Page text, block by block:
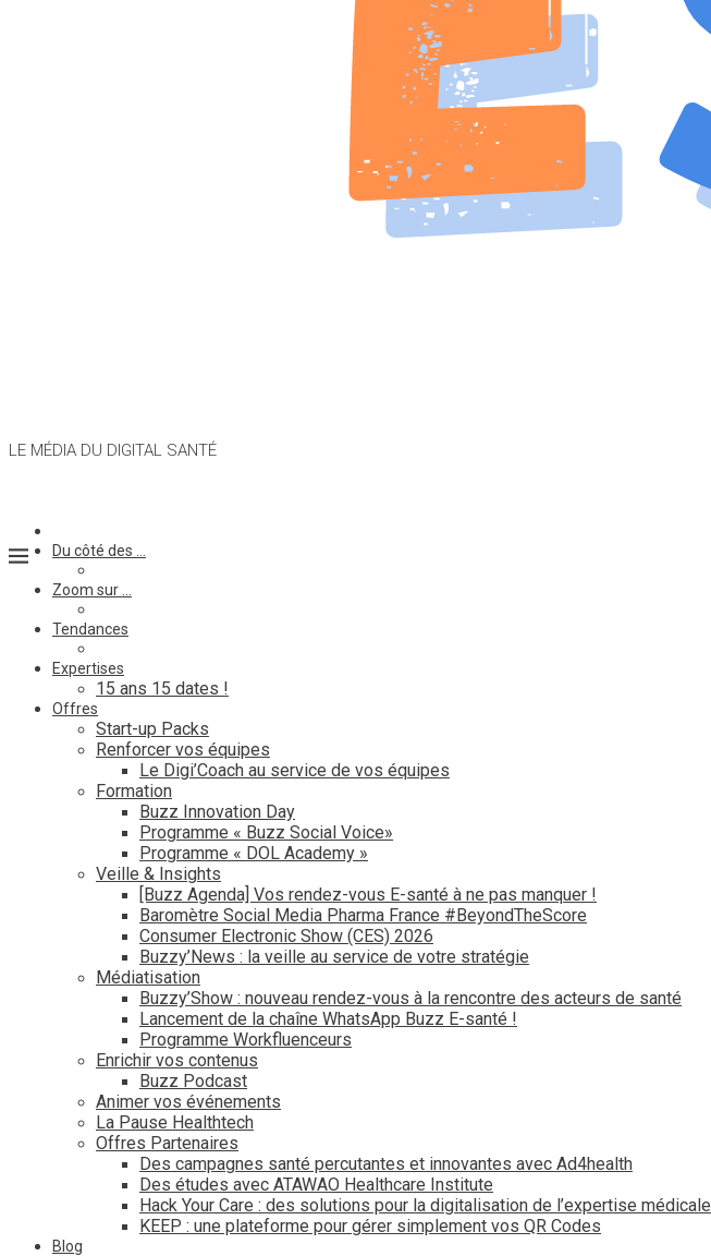
LE MÉDIA DU DIGITAL SANTÉ
Du côté des …
Zoom sur …
Tendances
Expertises
15 ans 15 dates !
Offres
Start-up Packs
Renforcer vos équipes
Le Digi’Coach au service de vos équipes
Formation
Buzz Innovation Day
Programme « Buzz Social Voice»
Programme « DOL Academy »
Veille & Insights
[Buzz Agenda] Vos rendez-vous E-santé à ne pas manquer !
Baromètre Social Media Pharma France #BeyondTheScore
Consumer Electronic Show (CES) 2026
Buzzy’News : la veille au service de votre stratégie
Médiatisation
Buzzy’Show : nouveau rendez-vous à la rencontre des acteurs de santé
Lancement de la chaîne WhatsApp Buzz E-santé !
Programme Workfluenceurs
Enrichir vos contenus
Buzz Podcast
Animer vos événements
La Pause Healthtech
Offres Partenaires
Des campagnes santé percutantes et innovantes avec Ad4health
Des études avec ATAWAO Healthcare Institute
Hack Your Care : des solutions pour la digitalisation de l’expertise médicale
KEEP : une plateforme pour gérer simplement vos QR Codes
Blog